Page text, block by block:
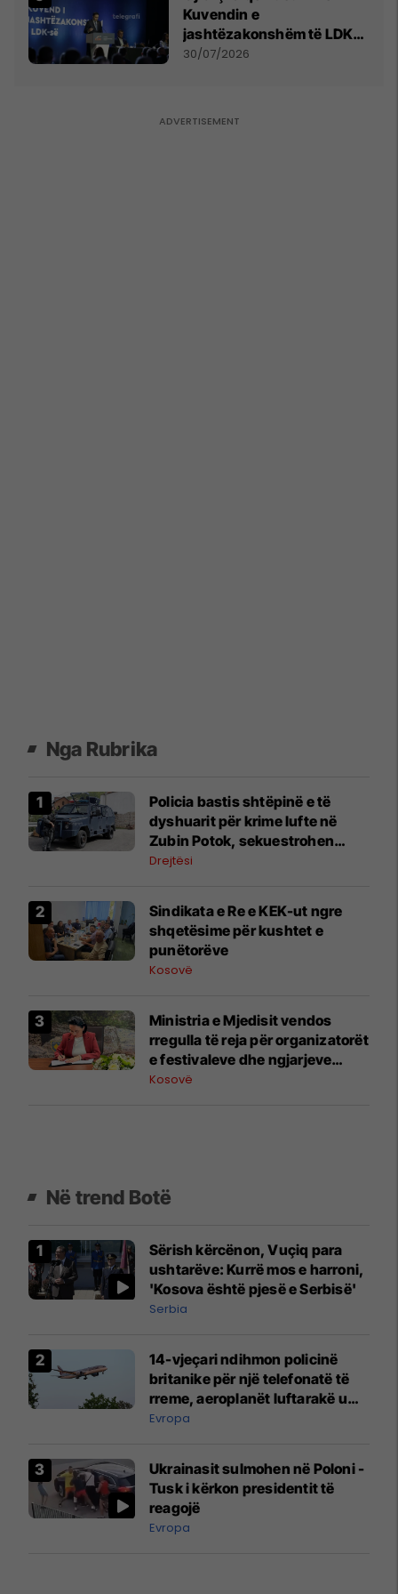
Kuvendin e
jashtëzakonshëm të LDK-
së
30/07/2026
Nga Rubrika
Policia bastis shtëpinë e të
dyshuarit për krime lufte në
Zubin Potok, sekuestrohen
prova
Drejtësi
Sindikata e Re e KEK-ut ngre
shqetësime për kushtet e
punëtorëve
Kosovë
Ministria e Mjedisit vendos
rregulla të reja për organizatorët
e festivaleve dhe ngjarjeve
publike
Kosovë
Në trend Botë
Sërish kërcënon, Vuçiq para
ushtarëve: Kurrë mos e harroni,
'Kosova është pjesë e Serbisë'
Serbia
14-vjeçari ndihmon policinë
britanike për një telefonatë të
rreme, aeroplanët luftarakë u
ngritën në ajër për të
Mançesterit
Evropa
Ukrainasit sulmohen në Poloni -
Tusk i kërkon presidentit të
reagojë
Evropa